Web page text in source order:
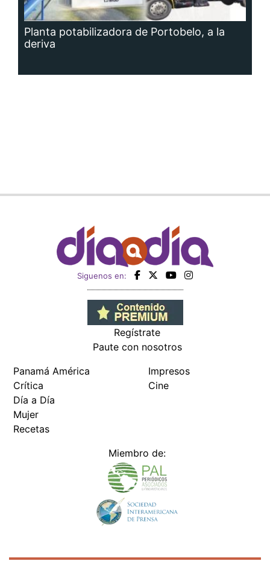
Planta potabilizadora de Portobelo, a la
deriva
Siguenos en:
Regístrate
Paute con nosotros
Panamá América
Crítica
Día a Día
Mujer
Recetas
Impresos
Cine
Miembro de: